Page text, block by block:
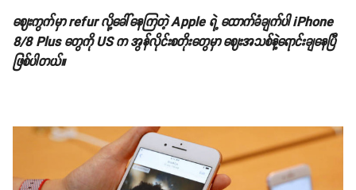
ဈေးကွက်မှာ refur လို့ခေါ်နေကြတဲ့ Apple ရဲ့ ထောက်ခံချက်ပါ iPhone
8/8 Plus တွေကို US က အွန်လိုင်းစတိုးတွေမှာ ဈေးအသစ်နဲ့ရောင်းချနေပြီ
ဖြစ်ပါတယ်။